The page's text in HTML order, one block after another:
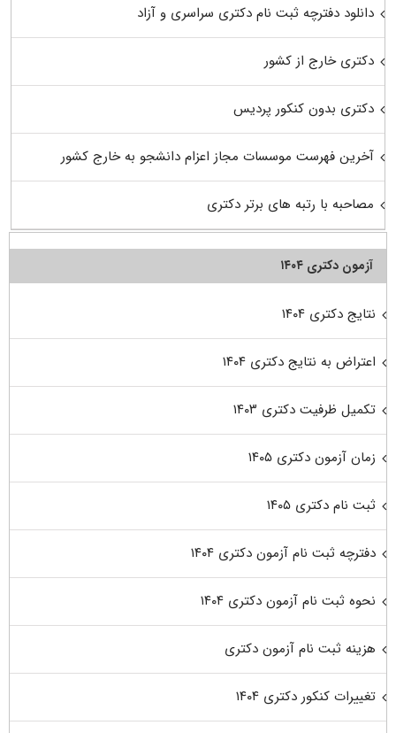
دانلود دفترچه ثبت نام دکتری سراسری و آزاد
دکتری خارج از کشور
دکتری بدون کنکور پردیس
آخرین فهرست موسسات مجاز اعزام دانشجو به خارج کشور
مصاحبه با رتبه های برتر دکتری
آزمون دکتری ۱۴۰۴
نتایج دکتری ۱۴۰۴
اعتراض به نتایج دکتری ۱۴۰۴
تکمیل ظرفیت دکتری ۱۴۰۳
زمان آزمون دکتری ۱۴۰۵
ثبت نام دکتری ۱۴۰۵
دفترچه ثبت نام آزمون دکتری ۱۴۰۴
نحوه ثبت نام آزمون دکتری ۱۴۰۴
هزینه ثبت نام آزمون دکتری
تغییرات کنکور دکتری ۱۴۰۴